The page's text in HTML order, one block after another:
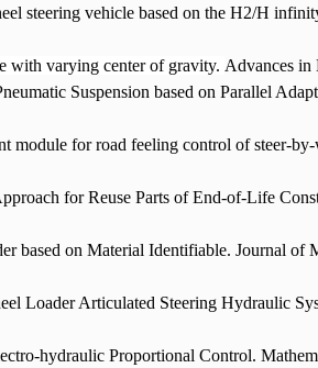
steering vehicle based on the H2/H
with varying center of gravity. Advances in
Suspension based on Parallel
for road feeling control of steer-
for Reuse Parts of End-of-Life
based on Material Identifiable. Journal of
Loader Articulated Steering Hydraulic
hydraulic Proportional Control.